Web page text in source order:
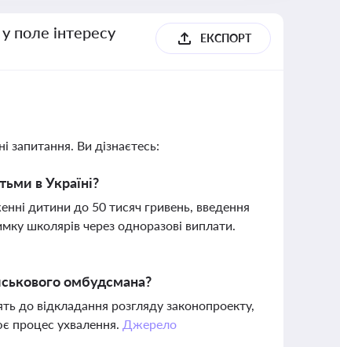
поле інтересу
ЕКСПОРТ
запитання. Ви дізнаєтесь:
в Україні?
дитини до 50 тисяч гривень, введення
школярів через одноразові виплати.
омбудсмана?
до відкладання розгляду законопроекту,
процес ухвалення. Джерело